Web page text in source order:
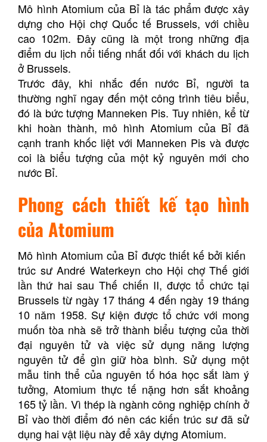
Mô hình Atomium của Bỉ là tác phẩm được xây
dựng cho Hội chợ Quốc tế Brussels, với chiều
cao 102m. Đây cũng là một trong những địa
điểm du lịch nổi tiếng nhất đối với khách du lịch
ở Brussels.
Trước đây, khi nhắc đến nước Bỉ, người ta
thường nghĩ ngay đến một công trình tiêu biểu,
đó là bức tượng Manneken Pis. Tuy nhiên, kể từ
khi hoàn thành, mô hình Atomium của Bỉ đã
cạnh tranh khốc liệt với Manneken Pis và được
coi là biểu tượng của một kỷ nguyên mới cho
nước Bỉ.
Phong cách thiết kế tạo hình
của Atomium
Mô hình Atomium của Bỉ được thiết kế bởi kiến ​​
trúc sư André Waterkeyn cho Hội chợ Thế giới
lần thứ hai sau Thế chiến II, được tổ chức tại
Brussels từ ngày 17 tháng 4 đến ngày 19 tháng
10 năm 1958. Sự kiện được tổ chức với mong
muốn tòa nhà sẽ trở thành biểu tượng của thời
đại nguyên tử và việc sử dụng năng lượng
nguyên tử để gìn giữ hòa bình. Sử dụng một
mẫu tinh thể của nguyên tố hóa học sắt làm ý
tưởng, Atomium thực tế nặng hơn sắt khoảng
165 tỷ lần. Vì thép là ngành công nghiệp chính ở
Bỉ vào thời điểm đó nên các kiến ​​trúc sư đã sử
dụng hai vật liệu này để xây dựng Atomium.